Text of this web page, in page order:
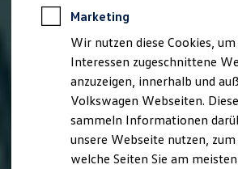
Software, Konnektivität & Apps
California App
VW Connect für Ihren
VW Connect für Ihren
VW Connect für Ihren
VW Connect für andere
Connect Pro
Fleet Interface Data
Multistop Pathfinder
Übersicht Software
Hilfreiches für Besitzer
Marketing
Wir nutzen diese Cookies,
Interessen zugeschnittene
anzuzeigen, innerhalb und
Volkswagen Webseiten.
sammeln Informationen
unsere Webseite nutzen,
welche Seiten Sie am